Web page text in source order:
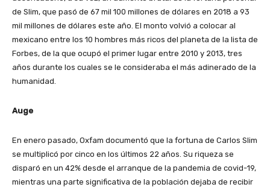
de Slim, que pasó de 67 mil 100 millones de dólares en 2018 a 93
mil millones de dólares este año. El monto volvió a colocar al
mexicano entre los 10 hombres más ricos del planeta de la lista de
Forbes, de la que ocupó el primer lugar entre 2010 y 2013, tres
años durante los cuales se le consideraba el más adinerado de la
humanidad.
Auge
En enero pasado, Oxfam documentó que la fortuna de Carlos Slim
se multiplicó por cinco en los últimos 22 años. Su riqueza se
disparó en un 42% desde el arranque de la pandemia de covid-19,
mientras una parte significativa de la población dejaba de recibir